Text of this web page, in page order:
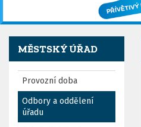
MĚSTSKÝ ÚŘAD
Provozní doba
Odbory a oddělení
úřadu